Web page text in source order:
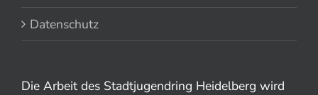
Datenschutz
Die Arbeit des Stadtjugendring Heidelberg wird